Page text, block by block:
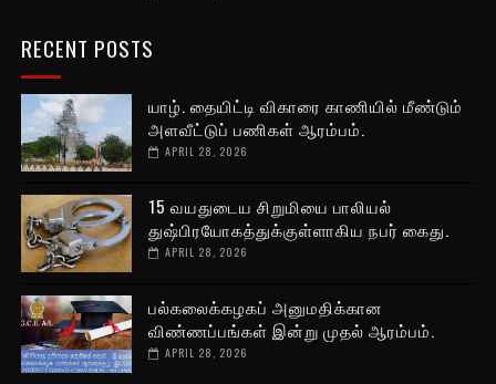
RECENT POSTS
யாழ். தையிட்டி விகாரை காணியில் மீண்டும்
அளவீட்டுப் பணிகள் ஆரம்பம்.
APRIL 28, 2026
15 வயதுடைய சிறுமியை பாலியல்
துஷ்பிரயோகத்துக்குள்ளாகிய நபர் கைது.
APRIL 28, 2026
பல்கலைக்கழகப் அனுமதிக்கான
விண்ணப்பங்கள் இன்று முதல் ஆரம்பம்.
APRIL 28, 2026